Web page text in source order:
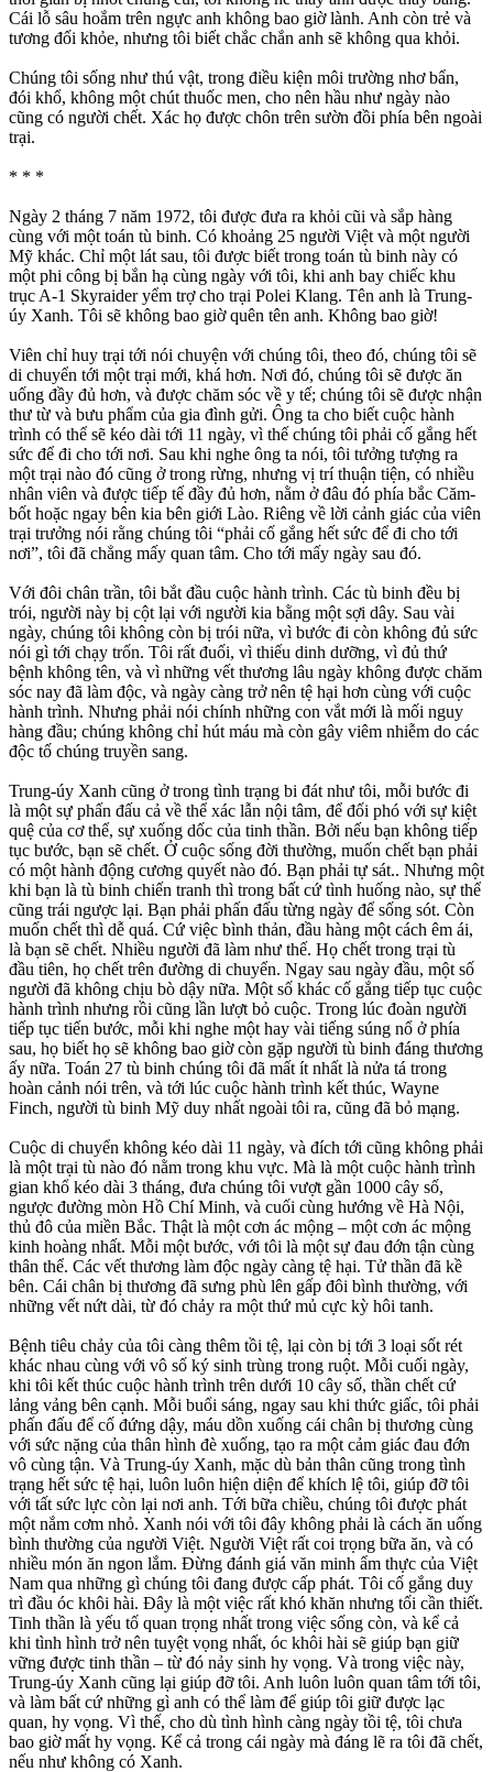
Cái lỗ sâu hoắm trên ngực anh không bao giờ lành. Anh còn trẻ và
tương đối khỏe, nhưng tôi biết chắc chắn anh sẽ không qua khỏi.
Chúng tôi sống như thú vật, trong điều kiện môi trường nhơ bẩn,
đói khổ, không một chút thuốc men, cho nên hầu như ngày nào
cũng có người chết. Xác họ được chôn trên sườn đồi phía bên ngoài
trại.
* * *
Ngày 2 tháng 7 năm 1972, tôi được đưa ra khỏi cũi và sắp hàng
cùng với một toán tù binh. Có khoảng 25 người Việt và một người
Mỹ khác. Chỉ một lát sau, tôi được biết trong toán tù binh này có
một phi công bị bắn hạ cùng ngày với tôi, khi anh bay chiếc khu
trục A-1 Skyraider yểm trợ cho trại Polei Klang. Tên anh là Trung-
úy Xanh. Tôi sẽ không bao giờ quên tên anh. Không bao giờ!
Viên chỉ huy trại tới nói chuyện với chúng tôi, theo đó, chúng tôi sẽ
di chuyển tới một trại mới, khá hơn. Nơi đó, chúng tôi sẽ được ăn
uống đầy đủ hơn, và được chăm sóc về y tế; chúng tôi sẽ được nhận
thư từ và bưu phẩm của gia đình gửi. Ông ta cho biết cuộc hành
trình có thể sẽ kéo dài tới 11 ngày, vì thế chúng tôi phải cố gắng hết
sức để đi cho tới nơi. Sau khi nghe ông ta nói, tôi tưởng tượng ra
một trại nào đó cũng ở trong rừng, nhưng vị trí thuận tiện, có nhiều
nhân viên và được tiếp tế đầy đủ hơn, nằm ở đâu đó phía bắc Căm-
bốt hoặc ngay bên kia bên giới Lào. Riêng về lời cảnh giác của viên
trại trưởng nói rằng chúng tôi “phải cố gắng hết sức để đi cho tới
nơi”, tôi đã chẳng mấy quan tâm. Cho tới mấy ngày sau đó.
Với đôi chân trần, tôi bắt đầu cuộc hành trình. Các tù binh đều bị
trói, người này bị cột lại với người kia bằng một sợi dây. Sau vài
ngày, chúng tôi không còn bị trói nữa, vì bước đi còn không đủ sức
nói gì tới chạy trốn. Tôi rất đuối, vì thiếu dinh dưỡng, vì đủ thứ
bệnh không tên, và vì những vết thương lâu ngày không được chăm
sóc nay đã làm độc, và ngày càng trở nên tệ hại hơn cùng với cuộc
hành trình. Nhưng phải nói chính những con vắt mới là mối nguy
hàng đầu; chúng không chỉ hút máu mà còn gây viêm nhiễm do các
độc tố chúng truyền sang.
Trung-úy Xanh cũng ở trong tình trạng bi đát như tôi, mỗi bước đi
là một sự phấn đấu cả về thể xác lẫn nội tâm, để đối phó với sự kiệt
quệ của cơ thể, sự xuống dốc của tinh thần. Bởi nếu bạn không tiếp
tục bước, bạn sẽ chết. Ở cuộc sống đời thường, muốn chết bạn phải
có một hành động cương quyết nào đó. Bạn phải tự sát.. Nhưng một
khi bạn là tù binh chiến tranh thì trong bất cứ tình huống nào, sự thể
cũng trái ngược lại. Bạn phải phấn đấu từng ngày để sống sót. Còn
muốn chết thì dễ quá. Cứ việc bình thản, đầu hàng một cách êm ái,
là bạn sẽ chết. Nhiều người đã làm như thế. Họ chết trong trại tù
đầu tiên, họ chết trên đường di chuyển. Ngay sau ngày đầu, một số
người đã không chịu bò dậy nữa. Một số khác cố gắng tiếp tục cuộc
hành trình nhưng rồi cũng lần lượt bỏ cuộc. Trong lúc đoàn người
tiếp tục tiến bước, mỗi khi nghe một hay vài tiếng súng nổ ở phía
sau, họ biết họ sẽ không bao giờ còn gặp người tù binh đáng thương
ấy nữa. Toán 27 tù binh chúng tôi đã mất ít nhất là nửa tá trong
hoàn cảnh nói trên, và tới lúc cuộc hành trình kết thúc, Wayne
Finch, người tù binh Mỹ duy nhất ngoài tôi ra, cũng đã bỏ mạng.
Cuộc di chuyển không kéo dài 11 ngày, và đích tới cũng không phải
là một trại tù nào đó nằm trong khu vực. Mà là một cuộc hành trình
gian khổ kéo dài 3 tháng, đưa chúng tôi vượt gần 1000 cây số,
ngược đường mòn Hồ Chí Minh, và cuối cùng hướng về Hà Nội,
thủ đô của miền Bắc. Thật là một cơn ác mộng – một cơn ác mộng
kinh hoàng nhất. Mỗi một bước, với tôi là một sự đau đớn tận cùng
thân thể. Các vết thương làm độc ngày càng tệ hại. Tử thần đã kề
bên. Cái chân bị thương đã sưng phù lên gấp đôi bình thường, với
những vết nứt dài, từ đó chảy ra một thứ mủ cực kỳ hôi tanh.
Bệnh tiêu chảy của tôi càng thêm tồi tệ, lại còn bị tới 3 loại sốt rét
khác nhau cùng với vô số ký sinh trùng trong ruột. Mỗi cuối ngày,
khi tôi kết thúc cuộc hành trình trên dưới 10 cây số, thần chết cứ
lảng vảng bên cạnh. Mỗi buổi sáng, ngay sau khi thức giấc, tôi phải
phấn đấu để cố đứng dậy, máu dồn xuống cái chân bị thương cùng
với sức nặng của thân hình đè xuống, tạo ra một cảm giác đau đớn
vô cùng tận. Và Trung-úy Xanh, mặc dù bản thân cũng trong tình
trạng hết sức tệ hại, luôn luôn hiện diện để khích lệ tôi, giúp đỡ tôi
với tất sức lực còn lại nơi anh. Tới bữa chiều, chúng tôi được phát
một nắm cơm nhỏ. Xanh nói với tôi đây không phải là cách ăn uống
bình thường của người Việt. Người Việt rất coi trọng bữa ăn, và có
nhiều món ăn ngon lắm. Đừng đánh giá văn minh ẩm thực của Việt
Nam qua những gì chúng tôi đang được cấp phát. Tôi cố gắng duy
trì đầu óc khôi hài. Đây là một việc rất khó khăn nhưng tối cần thiết.
Tinh thần là yếu tố quan trọng nhất trong việc sống còn, và kể cả
khi tình hình trở nên tuyệt vọng nhất, óc khôi hài sẽ giúp bạn giữ
vững được tinh thần – từ đó nảy sinh hy vọng. Và trong việc này,
Trung-úy Xanh cũng lại giúp đỡ tôi. Anh luôn luôn quan tâm tới tôi,
và làm bất cứ những gì anh có thể làm để giúp tôi giữ được lạc
quan, hy vọng. Vì thế, cho dù tình hình càng ngày tồi tệ, tôi chưa
bao giờ mất hy vọng. Kể cả trong cái ngày mà đáng lẽ ra tôi đã chết,
nếu như không có Xanh.